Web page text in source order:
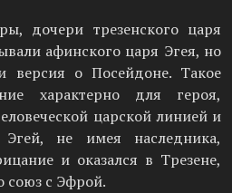
дочери трезенского царя
афинского царя Эгея, но
версия о Посейдоне. Такое
характерно для героя,
царской линией и
Эгей, не имея наследника,
и оказался в Трезене,
союз с Эфрой.